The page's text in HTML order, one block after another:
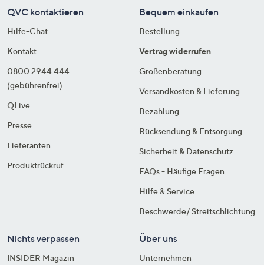
QVC kontaktieren
Hilfe-Chat
Kontakt
0800 2944 444
(gebührenfrei)
QLive
Presse
Lieferanten
Produktrückruf
Bequem einkaufen
Bestellung
Vertrag widerrufen
Größenberatung
Versandkosten & Lieferung
Bezahlung
Rücksendung & Entsorgung
Sicherheit & Datenschutz
FAQs - Häufige Fragen
Hilfe & Service
Beschwerde/ Streitschlichtung
Nichts verpassen
INSIDER Magazin
Über uns
Unternehmen